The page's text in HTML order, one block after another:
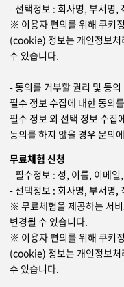
- 선택정보 : 회사명, 부서명,
※ 이용자 편의를 위해 쿠키
(cookie) 정보는 개인정보
수 있습니다.
- 동의를 거부할 권리 및 동
필수 정보 수집에 대한 동의
필수 정보 외 선택 정보 수집
동의를 하지 않을 경우 문의
무료체험 신청
- 필수정보 : 성, 이름, 이메일
- 선택정보 : 회사명, 부서명,
※ 무료체험을 제공하는 서
변경될 수 있습니다.
※ 이용자 편의를 위해 쿠키
(cookie) 정보는 개인정보
수 있습니다.